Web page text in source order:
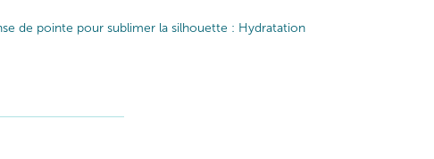
de pointe pour sublimer la silhouette : Hydratation